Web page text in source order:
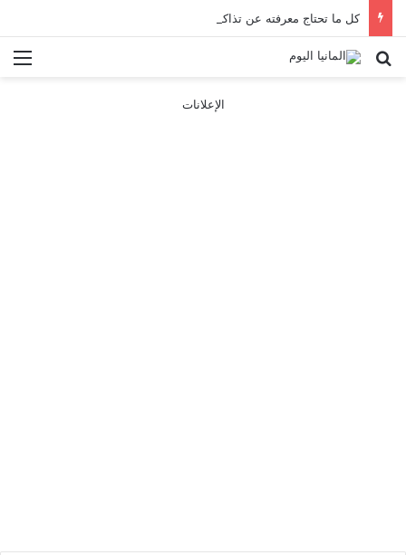
كل ما تحتاج معرفته عن تذاكر ووسائل النقل في باريس 2025
بحث عن
الإعلانات